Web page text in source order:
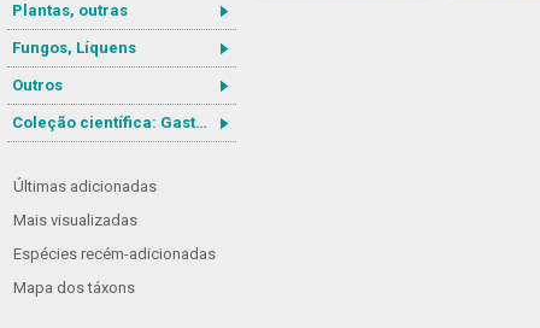
Plantas, outras
Fungos, Líquens
Outros
Coleção científica: Gastrotricha
Últimas adicionadas
Mais visualizadas
Espécies recém-adicionadas
Mapa dos táxons